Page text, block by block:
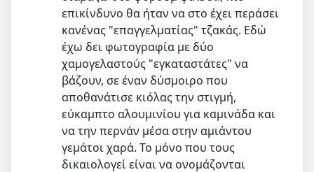
επικίνδυνο θα ήταν να στο έχει περάσει
κανένας "επαγγελματίας" τζακάς. Εδώ
έχω δει φωτογραφία με δύο
χαμογελαστούς "εγκαταστάτες" να
βάζουν, σε έναν δύσμοιρο που
αποθανάτισε κιόλας την στιγμή,
εύκαμπτο αλουμινίου για καμινάδα και
να την περνάν μέσα στην αμιάντου
γεμάτοι χαρά. Το μόνο που τους
δικαιολογεί είναι να ονομάζονται